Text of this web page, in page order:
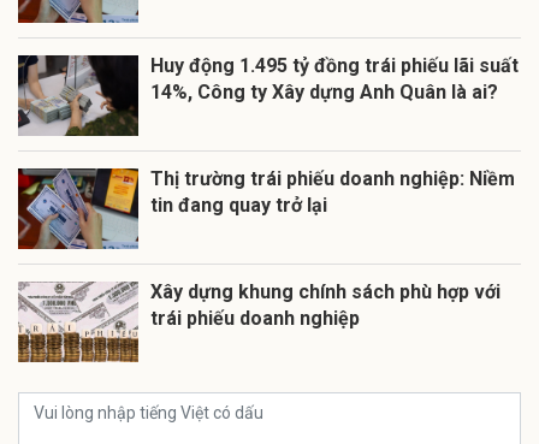
Huy động 1.495 tỷ đồng trái phiếu lãi suất
14%, Công ty Xây dựng Anh Quân là ai?
Thị trường trái phiếu doanh nghiệp: Niềm
tin đang quay trở lại
Xây dựng khung chính sách phù hợp với
trái phiếu doanh nghiệp